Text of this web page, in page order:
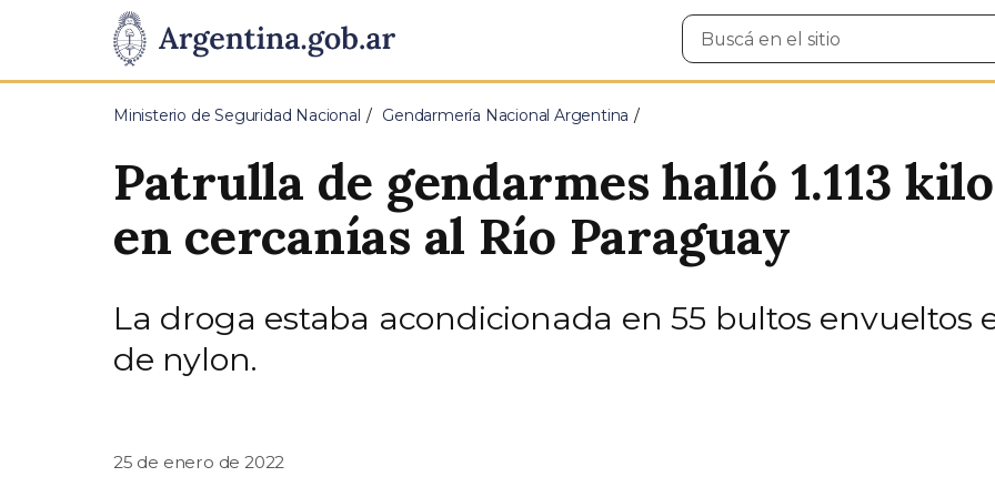
Presidencia
de
Pasar al contenido principal
Buscar
en
Ministerio de Seguridad Nacional Gendarmería Nacional Argentina
Patrulla de gendarmes halló 1.113
en cercanías al Río Paraguay
La droga estaba acondicionada en 55 bultos envueltos
de nylon.
25 de enero de 2022